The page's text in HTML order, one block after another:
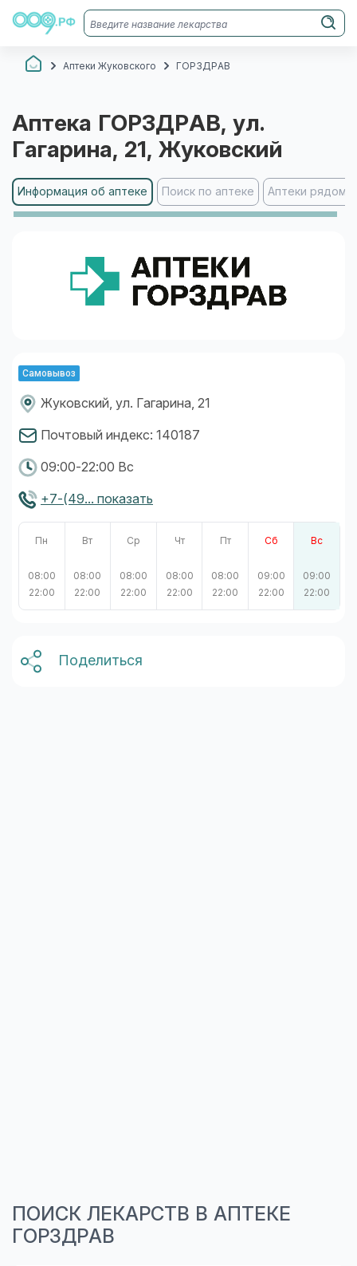
Аптеки Жуковского ГОРЗДРАВ
Аптека ГОРЗДРАВ, ул.
Гагарина, 21, Жуковский
Информация об аптеке Поиск по аптеке Аптеки рядом
Самовывоз
Жуковский, ул. Гагарина, 21
Почтовый индекс: 140187
09:00-22:00 Вс
+7-(49... показать
Пн
08:00
22:00
Вт
08:00
22:00
Ср
08:00
22:00
Чт
08:00
22:00
Пт
08:00
22:00
Сб
09:00
22:00
Вс
09:00
22:00
Поделиться
ПОИСК ЛЕКАРСТВ В АПТЕКЕ
ГОРЗДРАВ